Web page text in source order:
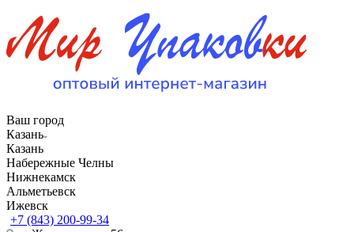
Ваш город
Казань
Казань
Набережные Челны
Нижнекамск
Альметьевск
Ижевск
+7 (843) 200-99-34